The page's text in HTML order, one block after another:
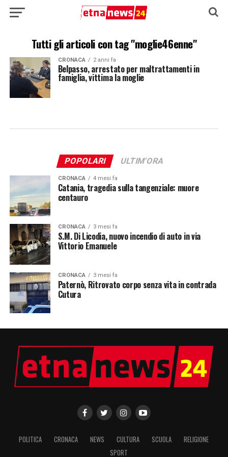
Tutti gli articoli con tag "moglie46enne"
CRONACA 2 anni fa
Belpasso, arrestato per maltrattamenti in
famiglia, vittima la moglie
POPOLARI ULTIM'ORA
CRONACA 4 mesi fa
Catania, tragedia sulla tangenziale: muore
centauro
CRONACA 3 mesi fa
S.M. Di Licodia, nuovo incendio di auto in via
Vittorio Emanuele
CRONACA 3 mesi fa
Paternò, Ritrovato corpo senza vita in contrada
Cutura
POLITICA CRONACA NEWS CULTURA SCUOLA
RELIGIONE
SPORT